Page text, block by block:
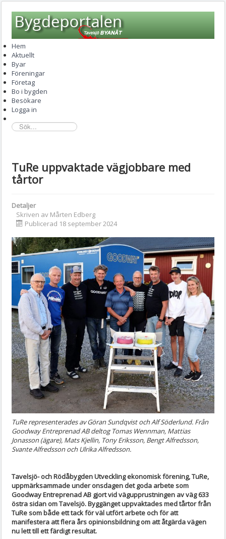
Hem
Aktuellt
Byar
Föreningar
Företag
Bo i bygden
Besökare
Logga in
sök...
TuRe uppvaktade vägjobbare med
tårtor
Detaljer
Skriven av Mårten Edberg
Publicerad 18 september 2024
TuRe representerades av Göran Sundqvist och Alf Söderlund. Från
Goodway Entreprenad AB deltog Tomas Wennman, Mattias
Jonasson (ägare), Mats Kjellin, Tony Eriksson, Bengt Alfredsson,
Svante Alfredsson och Ulrika Alfredsson.
Tavelsjö- och Rödåbygden Utveckling ekonomisk förening, TuRe,
uppmärksammade under onsdagen det goda arbete som
Goodway Entreprenad AB gjort vid vägupprustningen av väg 633
östra sidan om Tavelsjö. Byggänget uppvaktades med tårtor från
TuRe som både ett tack för väl utfört arbete och för att
manifestera att flera års opinionsbildning om att åtgärda vägen
nu lett till ett färdigt resultat.